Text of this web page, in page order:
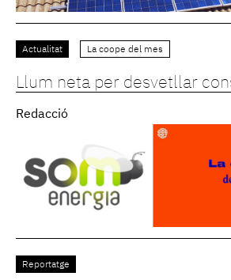
Actualitat La coope del mes
Llum neta per desvetllar
Redacció
Reportatge